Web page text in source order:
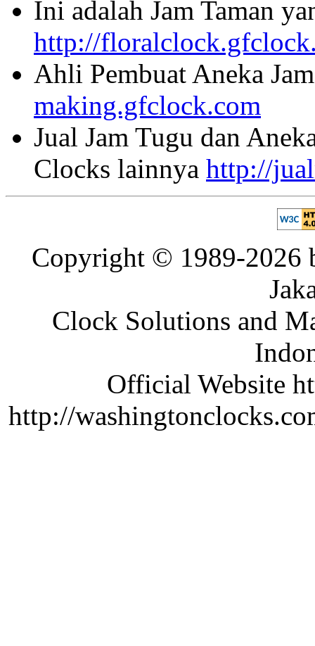
Ini adalah Jam Taman
http://
Ahli Pembuat Aneka
making.gfclock.com
Jual Jam Tugu dan
Clocks lainnya http://
Copyright © 1989-2026
Clock Solutions and
Official Website
http://